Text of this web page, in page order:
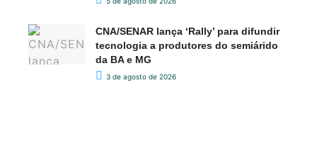
CNA/SENAR lança ‘Rally’ para difundir
tecnologia a produtores do semiárido
da BA e MG
3 de agosto de 2026